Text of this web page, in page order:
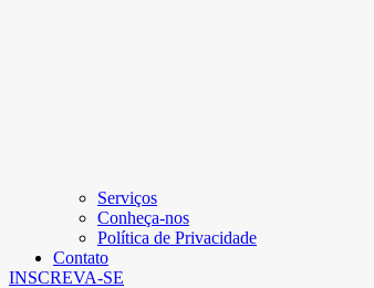
Serviços
Conheça-nos
Política de Privacidade
Contato
INSCREVA-SE